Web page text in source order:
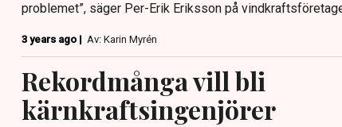
problemet”, säger Per-Erik Eriksson på
3 years ago | Av: Karin Myrén
Rekordmånga vill bli
kärnkraftsingenjörer